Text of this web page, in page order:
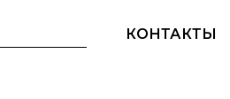
КОНТАКТЫ